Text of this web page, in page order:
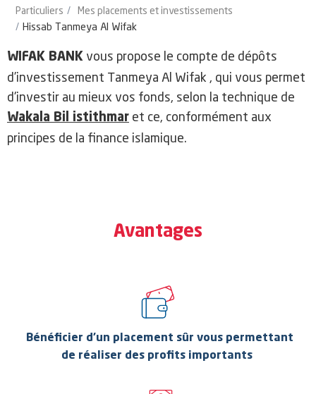
Particuliers
Mes placements et investissements
Hissab Tanmeya Al Wifak
WIFAK BANK vous propose le compte de dépôts
d’investissement Tanmeya Al Wifak , qui vous permet
d'investir au mieux vos fonds, selon la technique de
Wakala Bil istithmar et ce, conformément aux
principes de la finance islamique.
Avantages
Bénéficier d’un placement sûr vous permettant
de réaliser des profits importants